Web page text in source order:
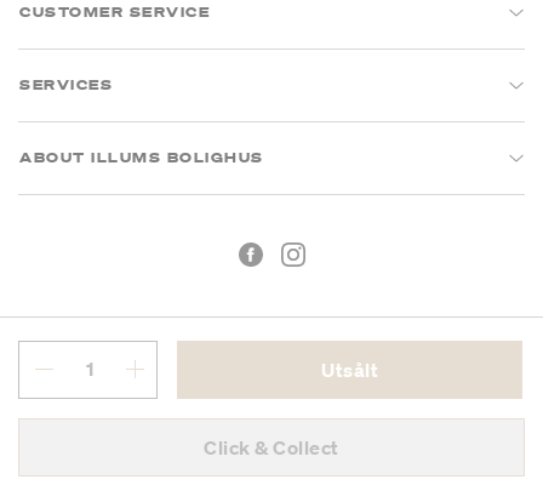
Utsålt
Click & Collect
CUSTOMER SERVICE
SERVICES
ABOUT ILLUMS BOLIGHUS
Org.nr: 55681353-8701